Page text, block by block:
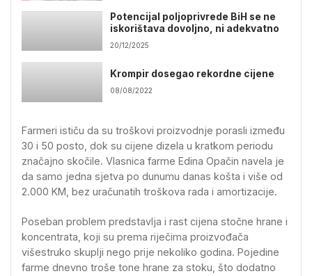
Potencijal poljoprivrede BiH se ne
iskorištava dovoljno, ni adekvatno
20/12/2025
Krompir dosegao rekordne cijene
08/08/2022
Farmeri ističu da su troškovi proizvodnje porasli između
30 i 50 posto, dok su cijene dizela u kratkom periodu
značajno skočile. Vlasnica farme Edina Opačin navela je
da samo jedna sjetva po dunumu danas košta i više od
2.000 KM, bez uračunatih troškova rada i amortizacije.
Poseban problem predstavlja i rast cijena stočne hrane i
koncentrata, koji su prema riječima proizvođača
višestruko skuplji nego prije nekoliko godina. Pojedine
farme dnevno troše tone hrane za stoku, što dodatno